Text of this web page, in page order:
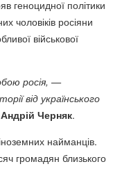
геноцидної політики
чоловіків росіяни
військової
росія, —
від українського
Черняк.
найманців.
громадян близького